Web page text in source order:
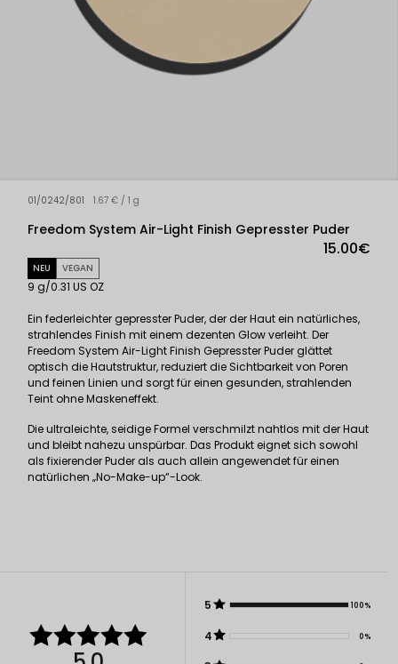
01/0242/801
Freedom System Air-Light Finish Gepresster Puder
1.67 € / 1 g
15.00€
NEU VEGAN
9 g/0.31 US OZ
Ein federleichter gepresster Puder, der der Haut ein natürliches,
strahlendes Finish mit einem dezenten Glow verleiht. Der
Freedom System Air-Light Finish Gepresster Puder glättet
optisch die Hautstruktur, reduziert die Sichtbarkeit von Poren
und feinen Linien und sorgt für einen gesunden, strahlenden
Teint ohne Maskeneffekt.
Die ultraleichte, seidige Formel verschmilzt nahtlos mit der Haut
und bleibt nahezu unspürbar. Das Produkt eignet sich sowohl
als fixierender Puder als auch allein angewendet für einen
natürlichen „No-Make-up“-Look.
5 100%
4 0%